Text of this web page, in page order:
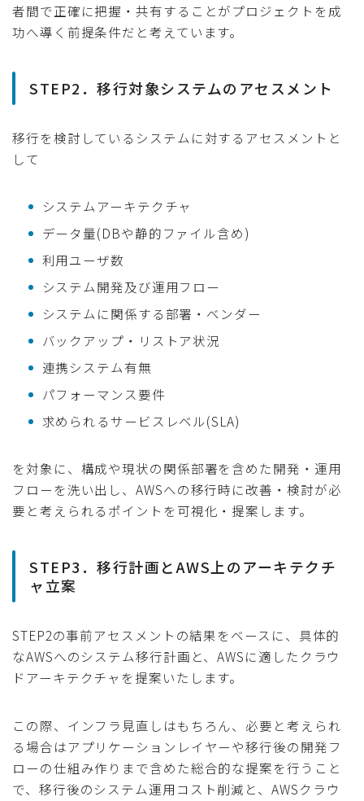
者間で正確に把握・共有することがプロジェクトを成
功へ導く前提条件だと考えています。
STEP2．移行対象システムのアセスメント
移行を検討しているシステムに対するアセスメントと
して
システムアーキテクチャ
データ量(DBや静的ファイル含め)
利用ユーザ数
システム開発及び運用フロー
システムに関係する部署・ベンダー
バックアップ・リストア状況
連携システム有無
パフォーマンス要件
求められるサービスレベル(SLA)
を対象に、構成や現状の関係部署を含めた開発・運用
フローを洗い出し、AWSへの移行時に改善・検討が必
要と考えられるポイントを可視化・提案します。
STEP3．移行計画とAWS上のアーキテクチ
ャ立案
STEP2の事前アセスメントの結果をベースに、具体的
なAWSへのシステム移行計画と、AWSに適したクラウ
ドアーキテクチャを提案いたします。
この際、インフラ見直しはもちろん、必要と考えられ
る場合はアプリケーションレイヤーや移行後の開発フ
ローの仕組み作りまで含めた総合的な提案を行うこと
で、移行後のシステム運用コスト削減と、AWSクラウ